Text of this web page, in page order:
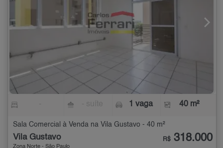
1 vaga 40 m²
Sala Comercial à Venda na Vila Gustavo - 40 m²
Vila Gustavo R$ 318.000